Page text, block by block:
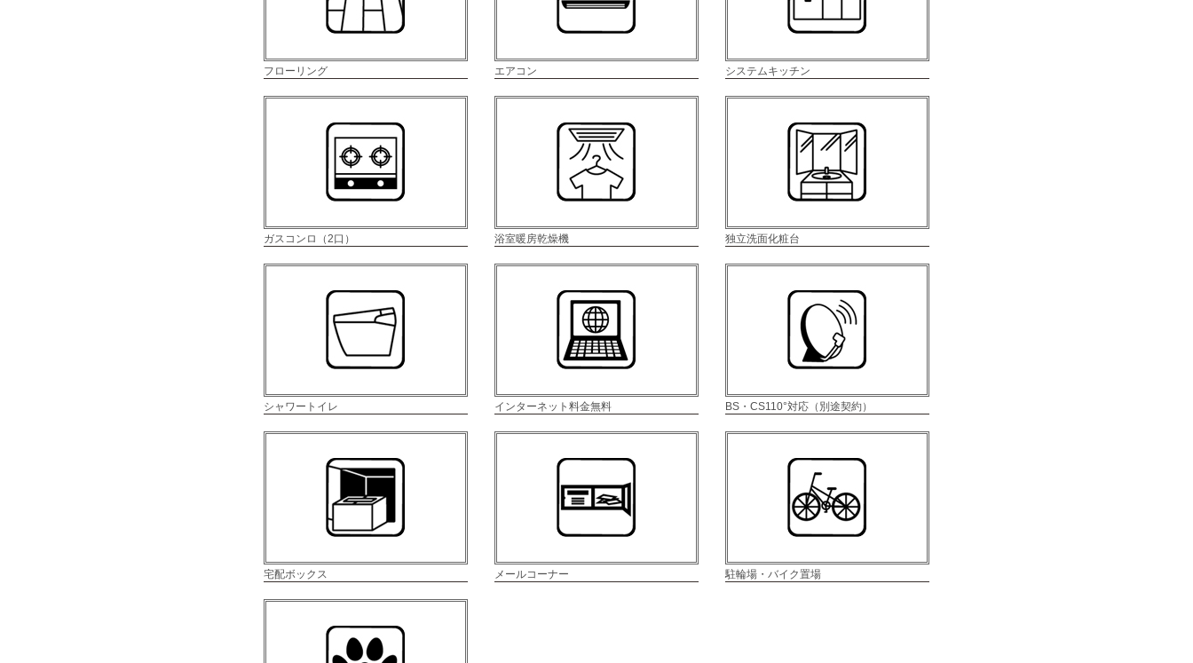
フローリング エアコン システムキッチン
ガスコンロ（2口） 浴室暖房乾燥機 独立洗面化粧台
シャワートイレ インターネット料金無料 BS・CS110°対応（別途契約）
宅配ボックス メールコーナー 駐輪場・バイク置場